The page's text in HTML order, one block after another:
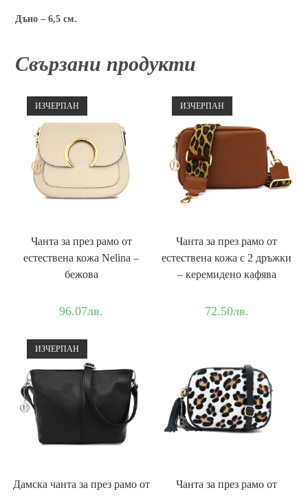
Дъно – 6,5 см.
Свързани продукти
ИЗЧЕРПАН
Чанта за през рамо от
естествена кожа Nelina –
бежова
96.07лв.
ИЗЧЕРПАН
Чанта за през рамо от
естествена кожа с 2 дръжки
– керемидено кафява
72.50лв.
ИЗЧЕРПАН
Дамска чантa за през рамо от
Чанта за през рамо от